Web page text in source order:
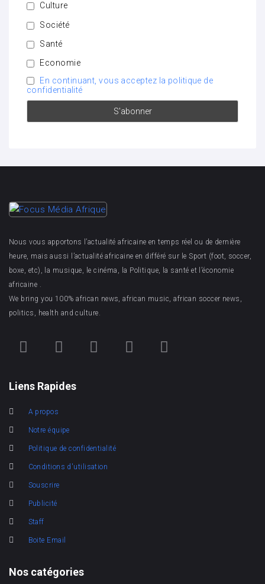
Culture
Société
Santé
Economie
En continuant, vous acceptez la politique de
confidentialité
Nous vous apportons l’actualité africaine en temps réel ou de dernière
heure, mais aussi l’actualité africaine en différé sur le Sport (foot, soccer,
boxe, etc), la musique, le cinéma, la Politique, la santé et l’économie
africaine .
We bring you 100% african news, african music, african soccer news,
politics, health and culture.
Liens Rapides
A propos
Notre équipe
Politique de confidentialité
Conditions d'utilisation
Souscrire
Publicité
Staff
Boite Email
Nos catégories